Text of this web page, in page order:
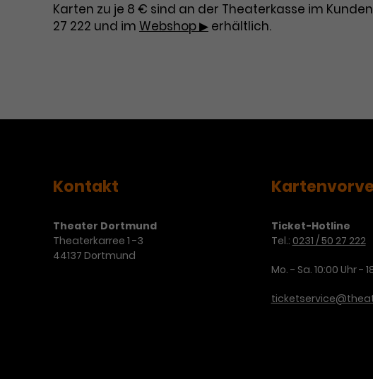
Zweck
Karten zu je 8 € sind an der Theaterkasse im
27 222 und im Webshop ▶ erhältlich.
Kontakt
Theater Dortmund
Theaterkarree 1 -3
44137 Dortmund
Ticket-Hotline
Tel.: 0231 / 50 27 222
Mo. - Sa. 10:00 Uhr -